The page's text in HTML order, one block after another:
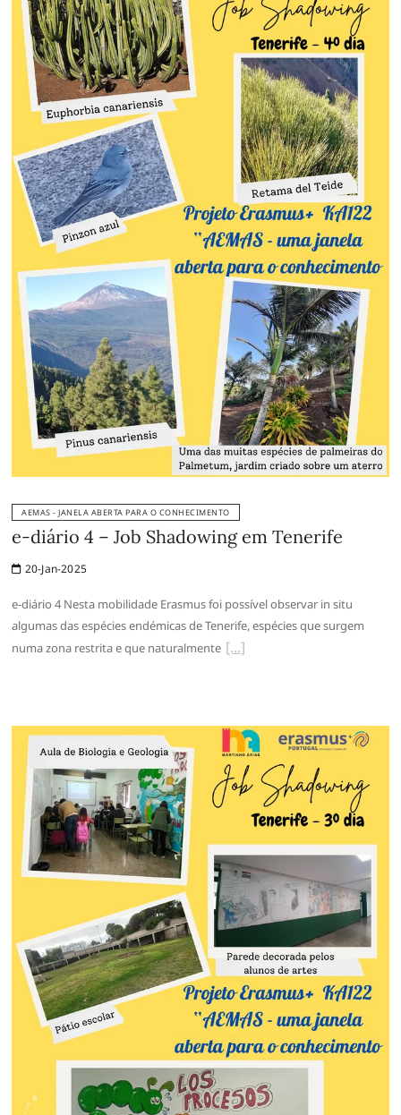
AEMAS - JANELA ABERTA PARA O CONHECIMENTO
e-diário 4 – Job Shadowing em Tenerife
20-Jan-2025
e-diário 4 Nesta mobilidade Erasmus foi possível observar in situ
algumas das espécies endémicas de Tenerife, espécies que surgem
numa zona restrita e que naturalmente